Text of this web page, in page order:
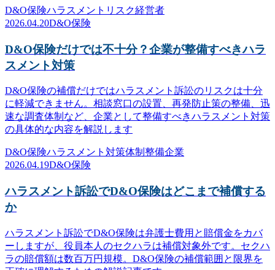
D&O保険ハラスメント リスク経営者
2026.04.20D&O保険
D&O保険だけでは不十分？企業が整備すべきハラ
スメント対策
D&O保険の補償だけではハラスメント訴訟のリスクは十分
に軽減できません。相談窓口の設置、再発防止策の整備、迅
速な調査体制など、企業として整備すべきハラスメント対策
の具体的な内容を解説します
D&O保険ハラスメント対策体制整備企業
2026.04.19D&O保険
ハラスメント訴訟でD&O保険はどこまで補償する
か
ハラスメント訴訟でD&O保険は弁護士費用と賠償金をカバ
ーしますが、役員本人のセクハラは補償対象外です。セクハ
ラの賠償額は数百万円規模。D&O保険の補償範囲と限界を